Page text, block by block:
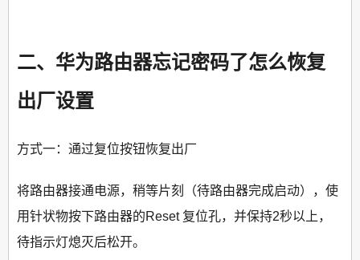
二、华为路由器忘记密码了怎么恢复
出厂设置
方式一：通过复位按钮恢复出厂
将路由器接通电源，稍等片刻（待路由器完成启动），使
用针状物按下路由器的Reset 复位孔，并保持2秒以上，
待指示灯熄灭后松开。